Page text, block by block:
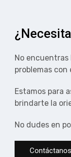
No
problemas
Estamos para
brindarte la
No dudes en
Contáctanos